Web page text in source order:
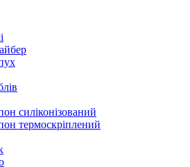
силіконізований
термоскріплений